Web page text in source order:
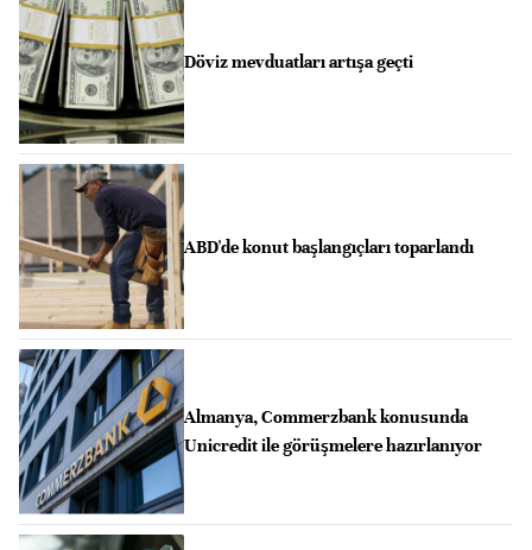
Döviz mevduatları artışa geçti
ABD'de konut başlangıçları toparlandı
Almanya, Commerzbank konusunda
Unicredit ile görüşmelere hazırlanıyor